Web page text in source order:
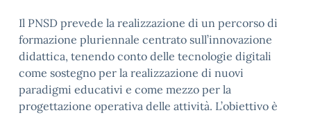
Il PNSD prevede la realizzazione di un percorso di
formazione pluriennale centrato sull’innovazione
didattica, tenendo conto delle tecnologie digitali
come sostegno per la realizzazione di nuovi
paradigmi educativi e come mezzo per la
progettazione operativa delle attività. L’obiettivo è